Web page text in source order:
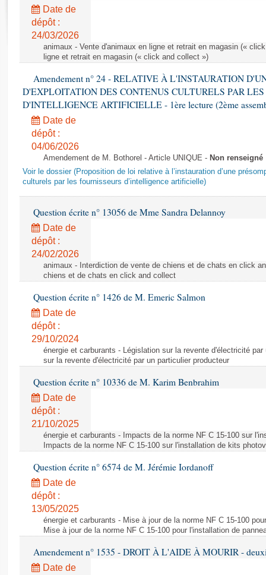
Rapports législatifs
Rapports sur l'application des lois
Baromètre de l’application des lois
Dossiers législatifs
Budget et sécurité sociale
Questions écrites et orales
Comptes rendus des débats
Date de
dépôt :
24/03/2026
animaux - Vente d'animaux en ligne et retrait en magasin («
ligne et retrait en magasin (« click and collect »)
Amendement n° 24 - RELATIVE À L'INSTAURATION
D'EXPLOITATION DES CONTENUS CULTURELS PAR LES
D'INTELLIGENCE ARTIFICIELLE - 1ère lecture (2ème
Date de
dépôt :
04/06/2026
Amendement de M. Bothorel - Article UNIQUE - Non renseigné
Voir le dossier (Proposition de loi relative à l’instauration d’une
culturels par les fournisseurs d’intelligence artificielle)
Question écrite n° 13056 de Mme Sandra Delannoy
Date de
dépôt :
24/02/2026
animaux - Interdiction de vente de chiens et de chats en click
chiens et de chats en click and collect
Question écrite n° 1426 de M. Emeric Salmon
Date de
dépôt :
29/10/2024
énergie et carburants - Législation sur la revente d'électricité
sur la revente d'électricité par un particulier producteur
Question écrite n° 10336 de M. Karim Benbrahim
Date de
dépôt :
21/10/2025
énergie et carburants - Impacts de la norme NF C 15-100 sur
Impacts de la norme NF C 15-100 sur l'installation de kits
Question écrite n° 6574 de M. Jérémie Iordanoff
Date de
dépôt :
13/05/2025
énergie et carburants - Mise à jour de la norme NF C 15-100
Mise à jour de la norme NF C 15-100 pour l'installation de
Amendement n° 1535 - DROIT À L'AIDE À MOURIR -
Date de